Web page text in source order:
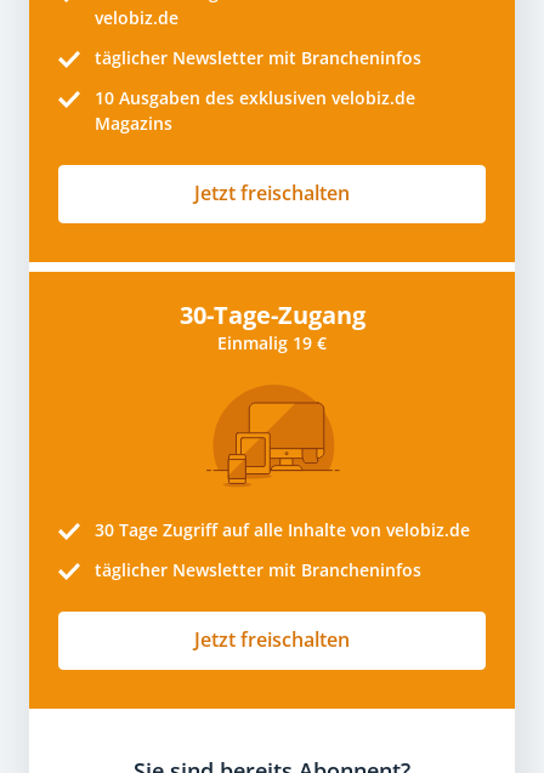
velobiz.de
täglicher Newsletter mit Brancheninfos
10 Ausgaben des exklusiven velobiz.de
Magazins
Jetzt freischalten
30-Tage-Zugang
Einmalig 19 €
30 Tage Zugriff auf alle Inhalte von velobiz.de
täglicher Newsletter mit Brancheninfos
Jetzt freischalten